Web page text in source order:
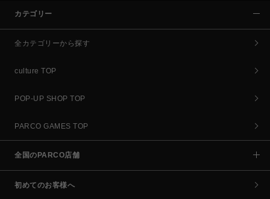
カテゴリー
全カテゴリーから探す
culture TOP
POP-UP SHOP TOP
PARCO GAMES TOP
全国のPARCO店舗
初めてのお客様へ